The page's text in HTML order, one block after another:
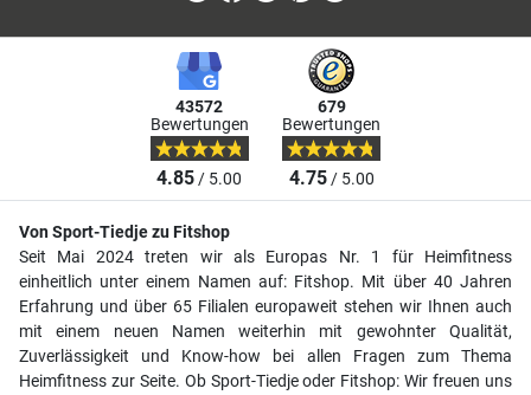
43572
Bewertungen
4.85/ 5.00
679
Bewertungen
4.75/ 5.00
Von Sport-Tiedje zu Fitshop
Seit Mai 2024 treten wir als Europas Nr. 1 für Heimfitness
einheitlich unter einem Namen auf: Fitshop. Mit über 40 Jahren
Erfahrung und über 65 Filialen europaweit stehen wir Ihnen auch
mit einem neuen Namen weiterhin mit gewohnter Qualität,
Zuverlässigkeit und Know-how bei allen Fragen zum Thema
Heimfitness zur Seite. Ob Sport-Tiedje oder Fitshop: Wir freuen uns